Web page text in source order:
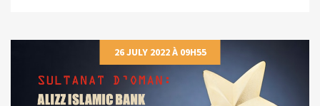
26 JULY 2022 À 09H55